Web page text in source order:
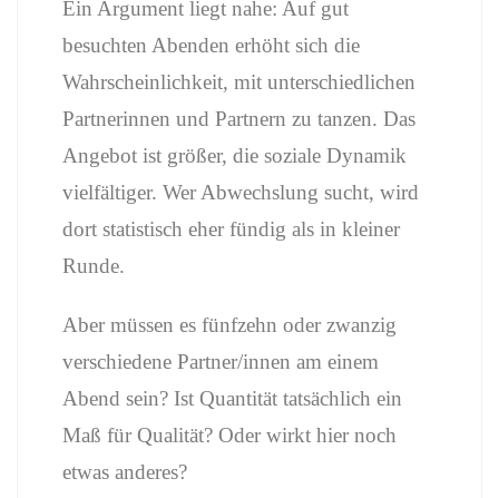
Ein Argument liegt nahe: Auf gut
besuchten Abenden erhöht sich die
Wahrscheinlichkeit, mit unterschiedlichen
Partnerinnen und Partnern zu tanzen. Das
Angebot ist größer, die soziale Dynamik
vielfältiger. Wer Abwechslung sucht, wird
dort statistisch eher fündig als in kleiner
Runde.
Aber müssen es fünfzehn oder zwanzig
verschiedene Partner/innen am einem
Abend sein? Ist Quantität tatsächlich ein
Maß für Qualität? Oder wirkt hier noch
etwas anderes?